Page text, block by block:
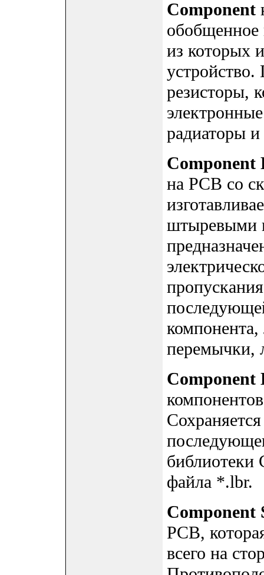
Component
обобщенное
из которых
резисторы,
радиаторы и
Component
на PCB со
штыревыми
перемычки,
библиотеки
файла *.lbr.
Component
PCB,
всего на